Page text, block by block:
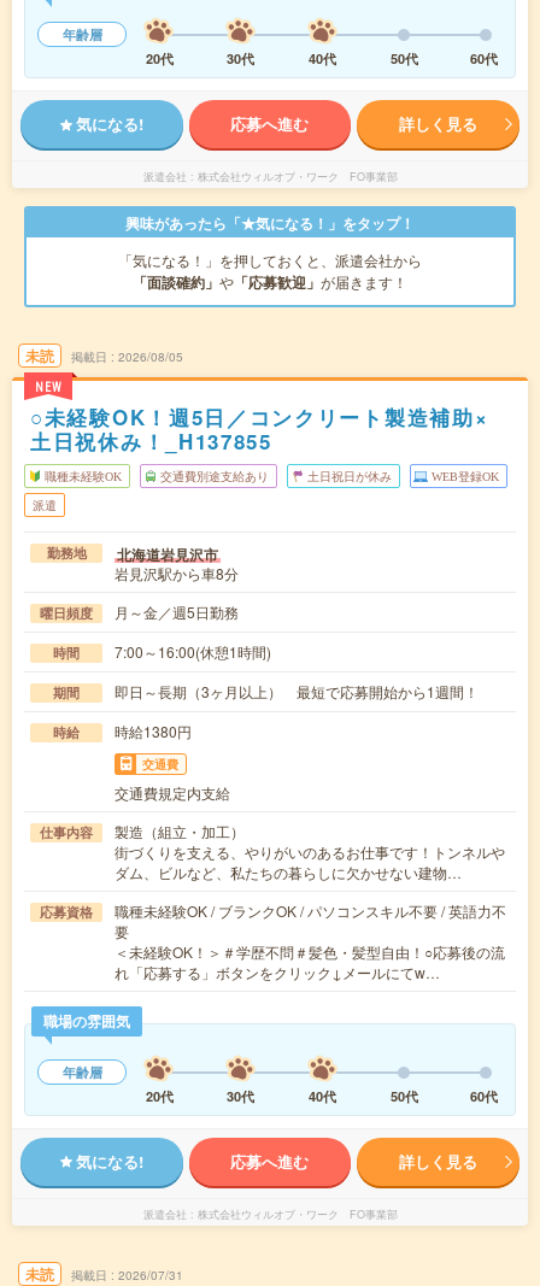
年齢層
20代
30代 40代 50代 60代
気になる! 応募へ進む 詳しく見る
派遣会社 株式会社ウィルオブ・ワーク FO事業部
興味があったら「★気になる！」をタップ！
「気になる！」を押しておくと、派遣会社から
「面談確約」 や 「応募歓迎」 が届きます！
未読
NEW
掲載日 2026/08/05
○未経験OK！週5日／コンクリート製造補助×
土日祝休み！_H137855
職種未経験OK 交通費別途支給あり 土日祝日が休み WEB登録OK
派遣
勤務地 北海道岩見沢市
岩見沢駅から車8分
曜日頻度 月～金／週5日勤務
時間 7:00～16:00(休憩1時間)
期間 即日～長期（3ヶ月以上） 最短で応募開始から1週間！
時給 時給1380円
交通費
交通費規定内支給
仕事内容
製造（組立・加工）
街づくりを支える、やりがいのあるお仕事です！トンネルや
ダム、ビルなど、私たちの暮らしに欠かせない建物…
応募資格
職種未経験OK / ブランクOK / パソコンスキル不要 / 英語力不
要
＜未経験OK！＞＃学歴不問＃髪色・髪型自由！○応募後の流
れ「応募する」ボタンをクリック↓メールにてw…
職場の雰囲気
年齢層
20代
30代 40代 50代 60代
気になる! 応募へ進む 詳しく見る
派遣会社 株式会社ウィルオブ・ワーク FO事業部
未読 掲載日 2026/07/31